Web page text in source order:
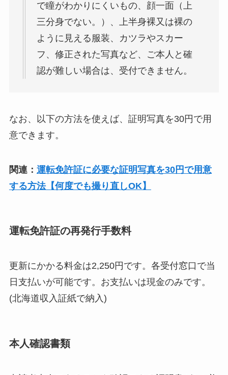
で瞳がわかりにくいもの、顔一面（上
三分身でない。）、上半身裸又は裸の
ように見える服装、カツラやスカー
フ、修正された写真など、ご本人と確
認が難しい場合は、受付できません。
なお、以下の方法を使えば、証明写真を30円で用
意できます。
関連： 運転免許証に必要な証明写真を30円で用意
する方法【何度でも撮り直しOK】
運転免許証の再発行手数料
更新にかかる料金は2,250円です。各受付窓口で当
日支払いが可能です。お支払いは現金のみです。
(北海道収入証紙で納入)
本人確認書類